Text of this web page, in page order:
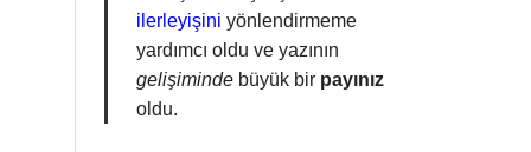
ilerleyişini yönlendirmeme
yardımcı oldu ve yazının
gelişiminde büyük bir payınız
oldu.